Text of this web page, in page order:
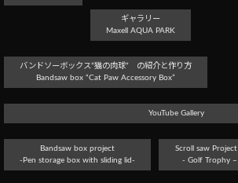
ギャラリー
Maxell AQUA PARK
バンドソーボックス”猫の肉球” の紹介と作り方
Bandsaw box “Cat Paw Accessory Box”
YouTube Gallery
Bandsaw box project
-Pen storage box with sliding lid-
Scroll saw Project
- Golf Trophy –